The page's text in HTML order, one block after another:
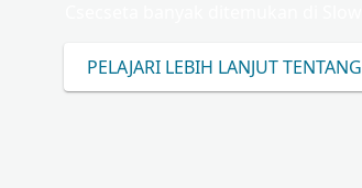
PELAJARI LEBIH LANJUT TENTANG